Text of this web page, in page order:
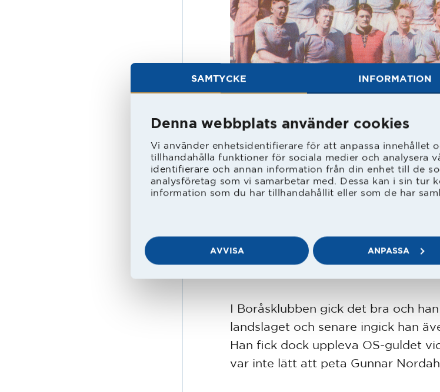
SAMTYCKE INFORMATION
Denna webbplats använder cookies
Vi använder enhetsidentifierare för att anpassa innehållet
tillhandahålla funktioner för sociala medier och analysera
identifierare och annan information från din enhet till de
analysföretag som vi samarbetar med. Dessa kan i sin tur
information som du har tillhandahållit eller som de har
AVVISA ANPASSA
Ur Rekordmagasinet 1943.
högsta serien. Efter att därefter
kombination mot Austria Wien i
I Boråsklubben gick det bra och
landslaget och senare ingick han
Han fick dock uppleva OS-guldet
var inte lätt att peta Gunnar